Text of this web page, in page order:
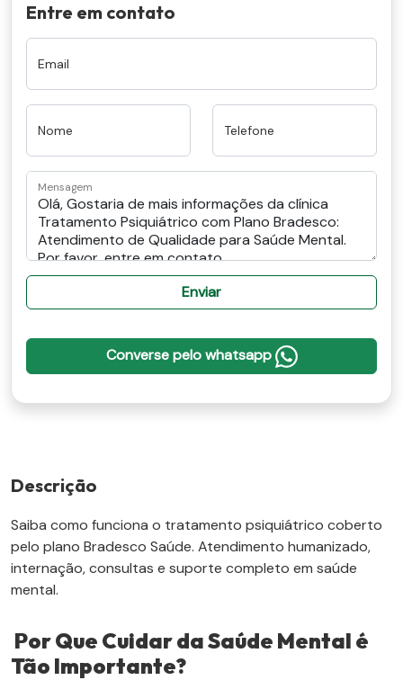
Entre em contato
Email
Nome Telefone
Mensagem
Enviar
Converse pelo whatsapp
Descrição
Saiba como funciona o tratamento psiquiátrico coberto
pelo plano Bradesco Saúde. Atendimento humanizado,
internação, consultas e suporte completo em saúde
mental.
Por Que Cuidar da Saúde Mental é
Tão Importante?